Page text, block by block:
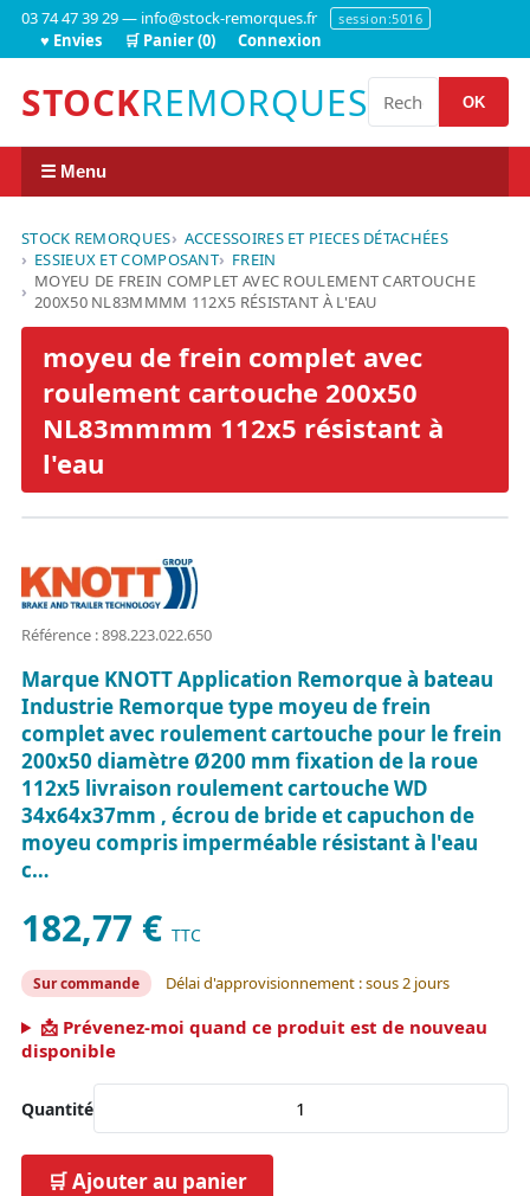
03 74 47 39 29 — info@stock-remorques.fr session:5016
♥ Envies 🛒 Panier (0) Connexion
STOCKREMORQUES OK
☰ Menu
STOCK REMORQUES
ACCESSOIRES ET PIECES DÉTACHÉES
ESSIEUX ET COMPOSANT
FREIN
MOYEU DE FREIN COMPLET AVEC ROULEMENT CARTOUCHE
200X50 NL83MMMM 112X5 RÉSISTANT À L'EAU
moyeu de frein complet avec
roulement cartouche 200x50
NL83mmmm 112x5 résistant à
l'eau
Référence : 898.223.022.650
Marque KNOTT Application Remorque à bateau
Industrie Remorque type moyeu de frein
complet avec roulement cartouche pour le frein
200x50 diamètre Ø200 mm fixation de la roue
112x5 livraison roulement cartouche WD
34x64x37mm , écrou de bride et capuchon de
moyeu compris imperméable résistant à l'eau
c…
182,77 € TTC
Sur commande Délai d'approvisionnement : sous 2 jours
📩 Prévenez-moi quand ce produit est de nouveau
disponible
Quantité
🛒 Ajouter au panier